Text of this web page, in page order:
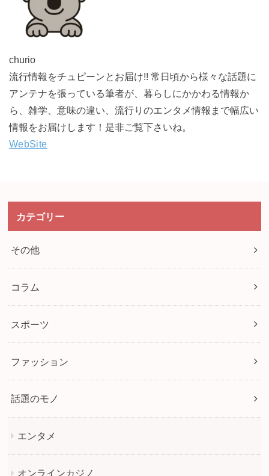
churio
流行情報をチュピーンとお届け!! 常日頃から様々な話題に
アンテナを張っている筆者が、暮らしにかかわる情報か
ら、雑学、意味の違い、流行りのエンタメ情報まで幅広い
情報をお届けします！是非ご覧下さいね。
WebSite
カテゴリー
その他
コラム
スポーツ
ファッション
話題のモノ
エンタメ
オンラインカジノ